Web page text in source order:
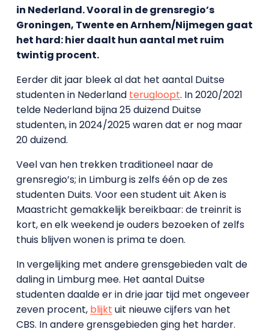
in Nederland. Vooral in de grensregio’s
Groningen, Twente en Arnhem/Nijmegen gaat
het hard: hier daalt hun aantal met ruim
twintig procent.
Eerder dit jaar bleek al dat het aantal Duitse
studenten in Nederland terugloopt. In 2020/2021
telde Nederland bijna 25 duizend Duitse
studenten, in 2024/2025 waren dat er nog maar
20 duizend.
Veel van hen trekken traditioneel naar de
grensregio’s; in Limburg is zelfs één op de zes
studenten Duits. Voor een student uit Aken is
Maastricht gemakkelijk bereikbaar: de treinrit is
kort, en elk weekend je ouders bezoeken of zelfs
thuis blijven wonen is prima te doen.
In vergelijking met andere grensgebieden valt de
daling in Limburg mee. Het aantal Duitse
studenten daalde er in drie jaar tijd met ongeveer
zeven procent, blijkt uit nieuwe cijfers van het
CBS. In andere grensgebieden ging het harder.